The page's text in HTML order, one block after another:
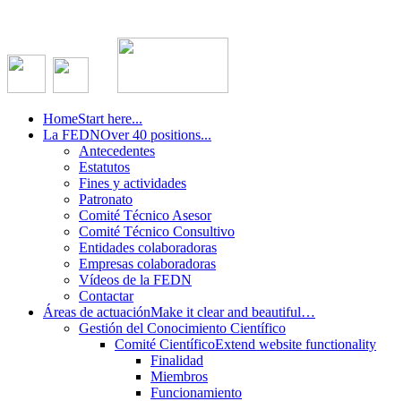
HomeStart here...
La FEDNOver 40 positions...
Antecedentes
Estatutos
Fines y actividades
Patronato
Comité Técnico Asesor
Comité Técnico Consultivo
Entidades colaboradoras
Empresas colaboradoras
Vídeos de la FEDN
Contactar
Áreas de actuaciónMake it clear and beautiful…
Gestión del Conocimiento Científico
Comité CientíficoExtend website functionality
Finalidad
Miembros
Funcionamiento